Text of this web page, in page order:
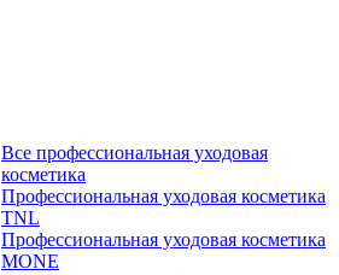
Все профессиональная уходовая
косметика
Профессиональная уходовая косметика
TNL
Профессиональная уходовая косметика
MONE